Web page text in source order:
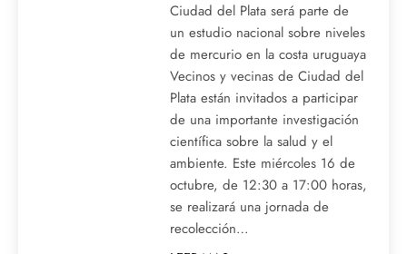
Ciudad del Plata será parte de
un estudio nacional sobre niveles
de mercurio en la costa uruguaya
Vecinos y vecinas de Ciudad del
Plata están invitados a participar
de una importante investigación
científica sobre la salud y el
ambiente. Este miércoles 16 de
octubre, de 12:30 a 17:00 horas,
se realizará una jornada de
recolección…